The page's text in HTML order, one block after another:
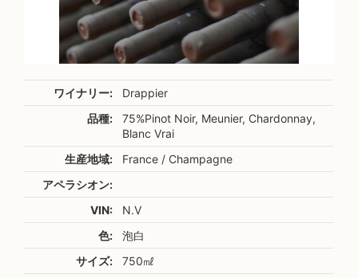
ワイナリー:
Drappier
品種:
75%Pinot Noir, Meunier, Chardonnay,
Blanc Vrai
生産地域:
France / Champagne
アペラシオン:
VIN:
N.V
色:
泡白
サイズ:
750㎖